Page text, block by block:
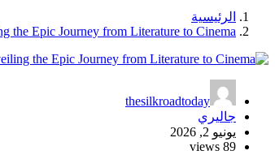
الرئيسية
the Epic Journey from Literature to Cinema
thesilkroadtoday
جاليري
يونيو 2, 2026
89 views